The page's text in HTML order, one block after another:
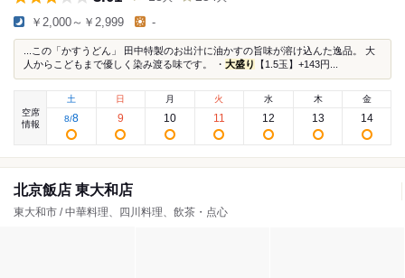
￥2,000～￥2,999 -
...この「かすうどん」 田中特製のお出汁に油かすの旨味が溶け込んた逸品。 大
人からこどもまで優しく染み渡る味です。 ・ 大盛り 【1.5玉】+143円...
空席
情報
土
8/8
日
9
月
10
火
11
水
12
木
13
金
14
北京飯店 東大和店
東大和市 / 中華料理、四川料理、飲茶・点心